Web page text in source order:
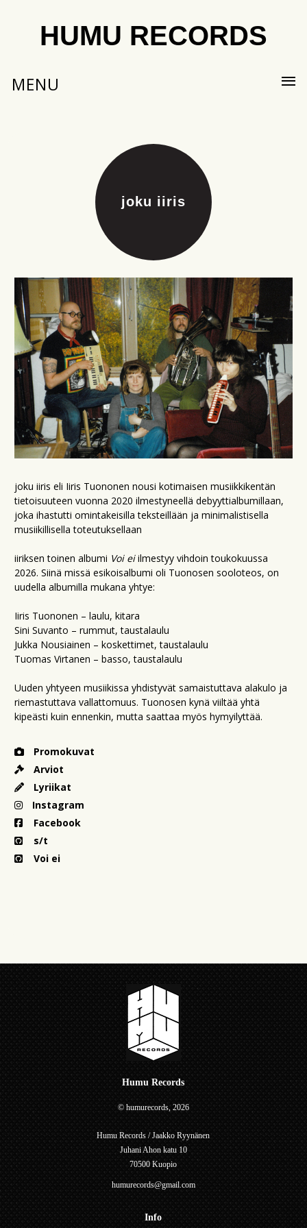
HUMU RECORDS
MENU
joku iiris
joku iiris eli Iiris Tuononen nousi kotimaisen musiikkikentän
tietoisuuteen vuonna 2020 ilmestyneellä debyyttialbumillaan,
joka ihastutti omintakeisilla teksteillään ja minimalistisella
musiikillisella toteutuksellaan
iiriksen toinen albumi Voi eiilmestyy vihdoin toukokuussa
2026. Siinä missä esikoisalbumi oli Tuonosen sooloteos, on
uudella albumilla mukana yhtye:
Iiris Tuononen – laulu, kitara
Sini Suvanto – rummut, taustalaulu
Jukka Nousiainen – koskettimet, taustalaulu
Tuomas Virtanen – basso, taustalaulu
Uuden yhtyeen musiikissa yhdistyvät samaistuttava alakulo ja
riemastuttava vallattomuus. Tuonosen kynä viiltää yhtä
kipeästi kuin ennenkin, mutta saattaa myös hymyilyttää.
Promokuvat
Arviot
Lyriikat
Instagram
Facebook
s/t
Voi ei
Humu Records
© humurecords, 2026
Humu Records / Jaakko Ryynänen
Juhani Ahon katu 10
70500 Kuopio
humurecords@gmail.com
Info